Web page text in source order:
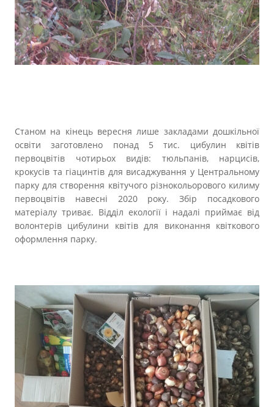
Станом на кінець вересня лише закладами дошкільної
освіти заготовлено понад 5 тис. цибулин квітів
первоцвітів чотирьох видів: тюльпанів, нарцисів,
крокусів та гіацинтів для висаджування у Центральному
парку для створення квітучого різнокольорового килиму
первоцвітів навесні 2020 року. Збір посадкового
матеріалу триває. Відділ екології і надалі приймає від
волонтерів цибулини квітів для виконання квіткового
оформлення парку.